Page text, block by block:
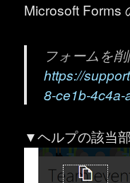
Microsoft Forms
フォームを
https://
8-ce1b-
▼ヘルプの該当